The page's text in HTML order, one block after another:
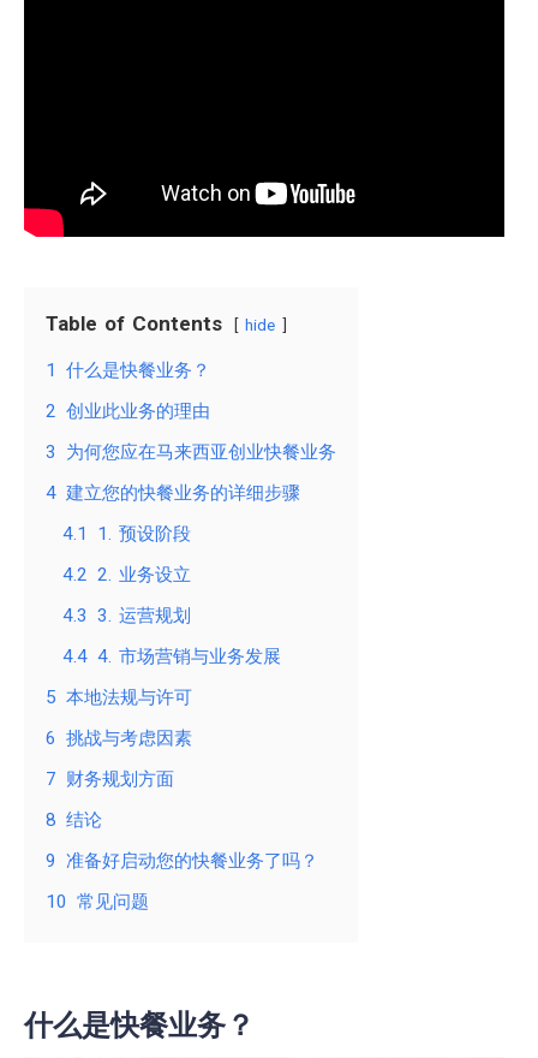
Table of Contents hide
1
什么是快餐业务？
2 创业此业务的理由
3
为何您应在马来西亚创业快餐业务
4 建立您的快餐业务的详细步骤
4.1
1. 预设阶段
4.2 2. 业务设立
4.3 3. 运营规划
4.4 4. 市场营销与业务发展
5 本地法规与许可
6 挑战与考虑因素
7 财务规划方面
8 结论
9 准备好启动您的快餐业务了吗？
10 常见问题
什么是快餐业务？